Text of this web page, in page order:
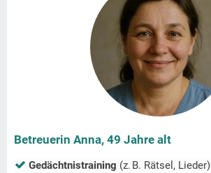
Betreuerin Anna, 49 Jahre alt
Gedächtnistraining (z. B. Rätsel, Lieder)